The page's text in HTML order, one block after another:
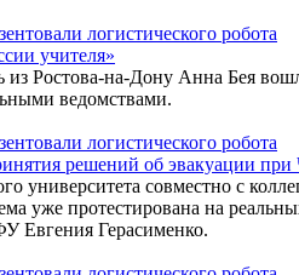
учителя»
Ростова-на-Дону Анна Бея
ведомствами.
решений об эвакуации при
университета совместно с
уже протестирована на
Евгения Герасименко.